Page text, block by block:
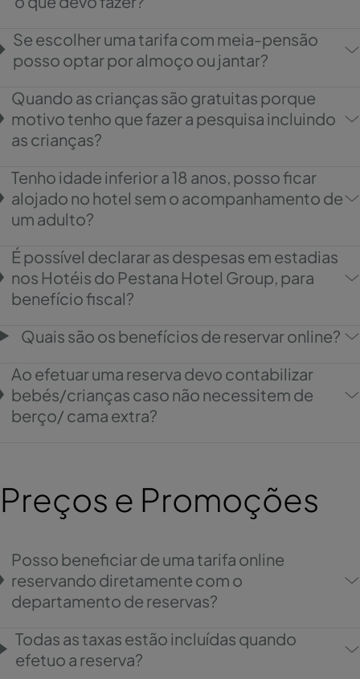
Se escolher uma tarifa com meia-pensão
posso optar por almoço ou jantar?
Quando as crianças são gratuitas porque
motivo tenho que fazer a pesquisa incluindo
as crianças?
Tenho idade inferior a 18 anos, posso ficar
alojado no hotel sem o acompanhamento de
um adulto?
É possível declarar as despesas em estadias
nos Hotéis do Pestana Hotel Group, para
benefício fiscal?
Quais são os benefícios de reservar online?
Ao efetuar uma reserva devo contabilizar
bebés/crianças caso não necessitem de
berço/ cama extra?
Preços e Promoções
Posso beneficiar de uma tarifa online
reservando diretamente com o
departamento de reservas?
Todas as taxas estão incluídas quando
efetuo a reserva?